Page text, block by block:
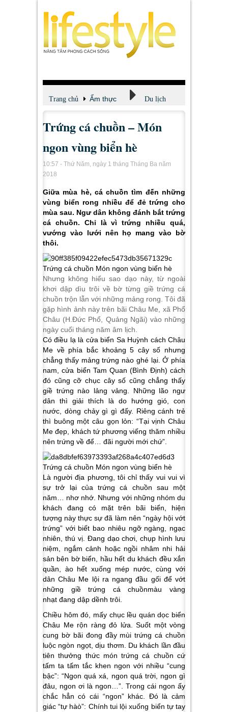
Trang chủ Ẩm thực Du lịch
Trứng cá chuồn – Món
ngon vùng biển hè
10:57 - Thứ Năm, ngày 1 tháng Tháng Ba năm
2018
Giữa mùa hè, cá chuồn tìm đến những
vùng biển rong nhiều để đẻ trứng cho
mùa sau. Ngư dân không đánh bắt trứng
cá chuồn. Chỉ là vì trứng nhiều quá,
vướng vào lưới nên họ mang vào bờ
thôi.
Nhưng không hiểu sao dạo này, từ ngoài
khơi dập dìu trôi về bờ từng giề trứng cá
chuồn trộn lẫn với những mảng rong. Tôi đã
gặp hình ảnh này trên bãi Châu Me, xã Phổ
Châu (H.Đức Phổ, Quảng Ngãi) vào những
ngày cuối tháng năm âm lịch.
Có điều lạ là cửa biển Sa Huỳnh cách Châu
Me về phía bắc khoảng 5 cây số nhưng
chẳng thấy mảng trứng nào ghé lại. Ở phía
nam, cửa biển Tam Quan (Bình Định) cách
đó cũng cỡ chục cây số cũng chẳng thấy
giề trứng nào lảng vảng. Những lão ngư
dân thì giải thích là do hướng gió, con
nước, dòng chảy gì gì đấy. Riêng cánh trẻ
thì buông một câu gọn lỏn: “Tại vịnh Châu
Me đẹp, khách tứ phương viếng thăm nhiều
nên trứng về để… đãi người mới chứ”.
Là người địa phương, tôi chỉ thấy vui vui vì
sự trở lại của trứng cá chuồn sau một
năm… nhơ nhớ. Nhưng với những nhóm du
khách đang có mặt trên bãi biển, hiện
tượng này thực sự đã làm nên “ngày hội vớt
trứng” với biết bao nhiêu ngỡ ngàng, ngạc
nhiên, thú vị. Đang dạo chơi, chụp hình lưu
niệm, ngắm cảnh hoặc ngồi nhâm nhi hải
sản bên bờ biển, hầu hết du khách đều xắn
quần, ào hết xuống mép nước, cùng với
dân Châu Me lội ra ngang đầu gối để vớt
những giề trứng cá chuồnmàu vàng
nhạt đang dập dềnh trôi.
Chiều hôm đó, mấy chục lều quán dọc biển
Châu Me rộn ràng đỏ lửa. Suốt một vòng
cung bờ bãi đong đầy mùi trứng cá chuồn
luộc ngòn ngọt, dịu thơm. Du khách lần đầu
tiên thưởng thức món trứng cá chuồn cứ
tấm ta tấm tắc khen ngon với nhiều “cung
bậc”: “Ngon quá xá, ngon quá trời, ngon gì
đâu, ngon ơi là ngon…”. Trong cái ngon ấy
chắc hẳn có cái “ngon” khác. Đó là cảm
giác “tự hàò”: Chính tui lội xuống biển tự tay